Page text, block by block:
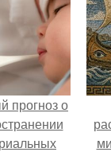
прогноз о